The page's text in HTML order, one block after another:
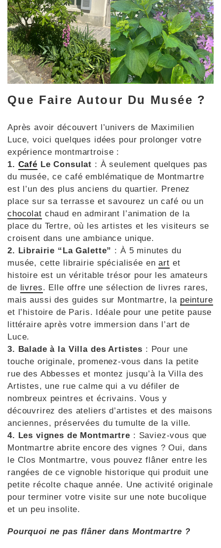
Que Faire Autour Du Musée ?
Après avoir découvert l’univers de Maximilien
Luce, voici quelques idées pour prolonger votre
expérience montmartroise :
1. Café Le Consulat : À seulement quelques pas
du musée, ce café emblématique de Montmartre
est l’un des plus anciens du quartier. Prenez
place sur sa terrasse et savourez un café ou un
chocolat chaud en admirant l’animation de la
place du Tertre, où les artistes et les visiteurs se
croisent dans une ambiance unique.
2. Librairie “La Galette” : À 5 minutes du
musée, cette librairie spécialisée enart et
histoire est un véritable trésor pour les amateurs
de livres. Elle offre une sélection de livres rares,
mais aussi des guides sur Montmartre, la peinture
et l’histoire de Paris. Idéale pour une petite pause
littéraire après votre immersion dans l’art de
Luce.
3. Balade à la Villa des Artistes : Pour une
touche originale, promenez-vous dans la petite
rue des Abbesses et montez jusqu’à la Villa des
Artistes, une rue calme qui a vu défiler de
nombreux peintres et écrivains. Vous y
découvrirez des ateliers d’artistes et des maisons
anciennes, préservées du tumulte de la ville.
4. Les vignes de Montmartre : Saviez-vous que
Montmartre abrite encore des vignes ? Oui, dans
le Clos Montmartre, vous pouvez flâner entre les
rangées de ce vignoble historique qui produit une
petite récolte chaque année. Une activité originale
pour terminer votre visite sur une note bucolique
et un peu insolite.
Pourquoi ne pas flâner dans Montmartre ?